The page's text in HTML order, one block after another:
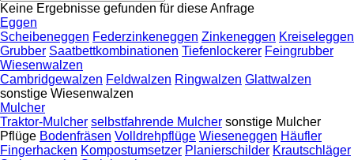
Keine Ergebnisse gefunden für diese Anfrage
Eggen
Scheibeneggen Federzinkeneggen Zinkeneggen Kreiseleggen
Grubber Saatbettkombinationen Tiefenlockerer Feingrubber
Wiesenwalzen
Cambridgewalzen Feldwalzen Ringwalzen Glattwalzen
sonstige Wiesenwalzen
Mulcher
Traktor-Mulcher selbstfahrende Mulcher sonstige Mulcher
Pflüge Bodenfräsen Volldrehpflüge Wieseneggen Häufler
Fingerhacken Kompostumsetzer Planierschilder Krautschläger